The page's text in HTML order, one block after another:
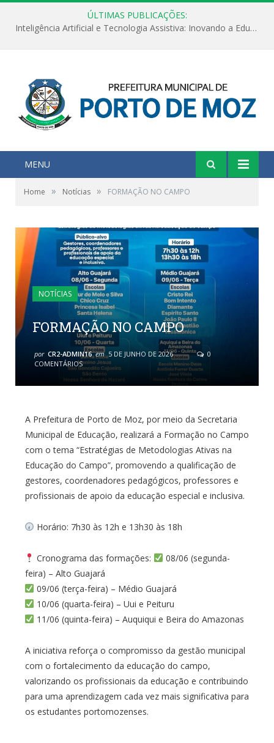
ÚLTIMAS PUBLICAÇÕES:
Inteligência Artificial e Tecnologia Assistiva: Inovando a Educação Especial e Inclusiva
MENU
Home » Notícias » FORMAÇÃO NO CAMPO
NOTÍCIAS
FORMAÇÃO NO CAMPO
por CR2-ADMIN16 em 5 DE JUNHO DE 2026
0
COMENTÁRIOS
A Prefeitura de Porto de Moz, por meio da Secretaria
Municipal de Educação, realizará a Formação no Campo
com o tema “Estratégias de Metodologias Ativas na
Educação do Campo”, promovendo a qualificação de
gestores, coordenadores pedagógicos, professores e
profissionais de apoio da educação especial e inclusiva.
Horário: 7h30 às 12h e 13h30 às 18h
Cronograma das formações:
08/06 (segunda-
feira) – Alto Guajará
09/06 (terça-feira) – Médio Guajará
10/06 (quarta-feira) – Uui e Peituru
11/06 (quinta-feira) – Auquiqui e Beira do Amazonas
A iniciativa reforça o compromisso da gestão municipal
com o fortalecimento da educação do campo,
valorizando os profissionais da educação e contribuindo
para uma aprendizagem cada vez mais significativa para
os estudantes portomozenses.